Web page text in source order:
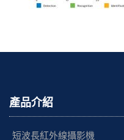
產品介紹
短波長紅外線攝影機